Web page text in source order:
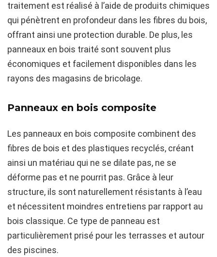
traitement est réalisé à l’aide de produits chimiques
qui pénètrent en profondeur dans les fibres du bois,
offrant ainsi une protection durable. De plus, les
panneaux en bois traité sont souvent plus
économiques et facilement disponibles dans les
rayons des magasins de bricolage.
Panneaux en bois composite
Les panneaux en bois composite combinent des
fibres de bois et des plastiques recyclés, créant
ainsi un matériau qui ne se dilate pas, ne se
déforme pas et ne pourrit pas. Grâce à leur
structure, ils sont naturellement résistants à l’eau
et nécessitent moindres entretiens par rapport au
bois classique. Ce type de panneau est
particulièrement prisé pour les terrasses et autour
des piscines.